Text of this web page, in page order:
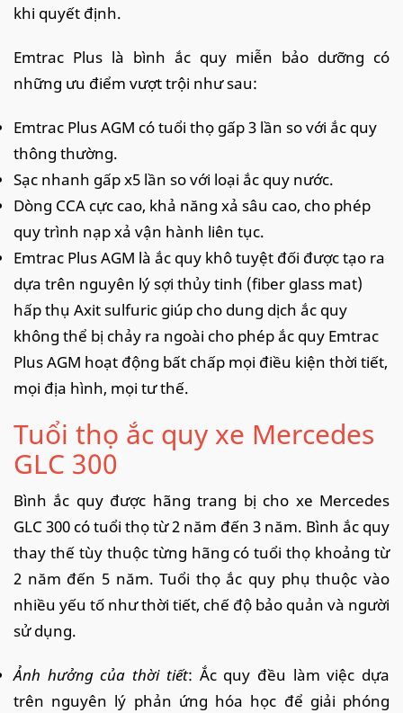
khi quyết định.
Emtrac Plus là bình ắc quy miễn bảo dưỡng có
những ưu điểm vượt trội như sau:
Emtrac Plus AGM có tuổi thọ gấp 3 lần so với ắc quy
thông thường.
Sạc nhanh gấp x5 lần so với loại ắc quy nước.
Dòng CCA cực cao, khả năng xả sâu cao, cho phép
quy trình nạp xả vận hành liên tục.
Emtrac Plus AGM là ắc quy khô tuyệt đối được tạo ra
dựa trên nguyên lý sợi thủy tinh (fiber glass mat)
hấp thụ Axit sulfuric giúp cho dung dịch ắc quy
không thể bị chảy ra ngoài cho phép ắc quy Emtrac
Plus AGM hoạt động bất chấp mọi điều kiện thời tiết,
mọi địa hình, mọi tư thế.
Tuổi thọ ắc quy xe Mercedes
GLC 300
Bình ắc quy được hãng trang bị cho xe Mercedes
GLC 300 có tuổi thọ từ 2 năm đến 3 năm. Bình ắc quy
thay thế tùy thuộc từng hãng có tuổi thọ khoảng từ
2 năm đến 5 năm. Tuổi thọ ắc quy phụ thuộc vào
nhiều yếu tố như thời tiết, chế độ bảo quản và người
sử dụng.
Ảnh hưởng của thời tiết: Ắc quy đều làm việc dựa
trên nguyên lý phản ứng hóa học để giải phóng